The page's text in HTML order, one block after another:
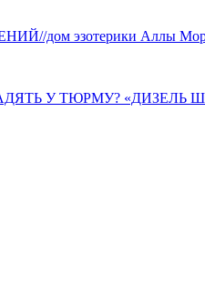
эзотерики Аллы
У ТЮРМУ? «ДИЗЕЛЬ